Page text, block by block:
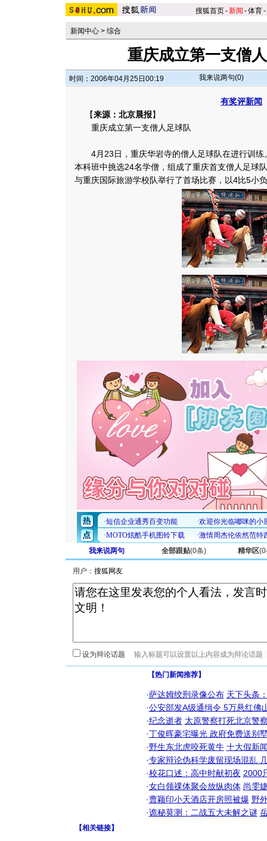
搜狐首页-新闻 -体育-
新闻中心 > 综合
重庆成立第一支僧
时间：2006年04月25日00:19 我来说两句(0)
有奖评新闻
【来源：北京晨报】
重庆成立第一支僧人足球队
4月23日，重庆华岩寺的僧人足球队在进行训练
本科班中挑选24名学僧，组成了重庆首支僧人足球
与重庆国际旅游学校队举行了首场比赛，以4比5小
我来说两句 全部跟贴(0条) 精华区(0
用户：
设为辩论话题
【热门新闻推荐】
·萨达姆绞刑录像公布 天下头条
·公安部发A级通缉令 5万悬红佛
·纪念逝者 太原警察打死北京警
·丁俊晖豪宅曝光 政府免费送别
·野生东北虎咬死黄牛 十大假新
·专家辩论伪科学废留现场混乱
·校花口述：高中时献初夜 2000
·女白领祼体聚会放纵肉体 尚雯
·曹颖印小天酒店开房照被爆 野
·诡秘莫测：二战五大未解之谜
【相关链接】